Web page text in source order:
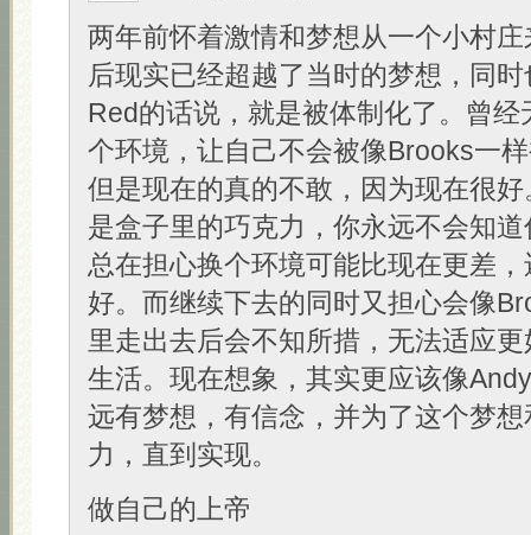
两年前怀着激情和梦想从一个小村
后现实已经超越了当时的梦想，同
Red的话说，就是被体制化了。曾经
个环境，让自己不会被像Brooks一
但是现在的真的不敢，因为现在很
是盒子里的巧克力，你永远不会知
总在担心换个环境可能比现在更差
好。而继续下去的同时又担心会像
里走出去后会不知所措，无法适应
生活。现在想象，其实更应该像
远有梦想，有信念，并为了这个梦
力，直到实现。
做自己的上帝